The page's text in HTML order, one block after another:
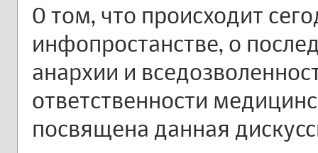
О том, что происходит
инфопростанстве, о
анархии и
ответственности
посвящена данная